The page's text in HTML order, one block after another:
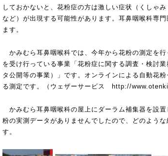
しておかないと、花粉症の方は激しい症状（くしゃ
など）が出現する可能性があります。耳鼻咽喉科専
ます。
かみむら耳鼻咽喉科では、今年から花粉の測定を
を受け行っている事業「花粉症に関する調査・検討
タ公開等の事業）」です。オンラインによる自動花
る測定です。（ウェザーサービス
http://
かみむら耳鼻咽喉科の屋上にダーラム補集器を設
粉の実測データがありませんでしたので、どのよう
す。